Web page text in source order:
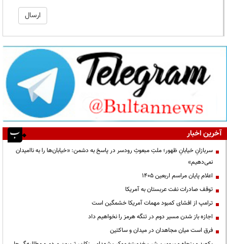
آخرین اخبار
سربازانِ خیابانِ ظهور؛ ملتِ مبعوثِ رودسر در پاسخ به دشمن: «خیابان‌ها را به ناامیدان
نمی‌دهیم»
اعلام پایان مراسم اربعین ۱۴۰۵
توقف صادرات نفت عربستان به آمریکا
ترامپ از افشای کمبود مهمات آمریکا خشمگین است
اجازه باز شدن مسیر دوم در تنگه هرمز را نخواهیم داد
فرق است میان مجاهدان در میدان و ساکتین